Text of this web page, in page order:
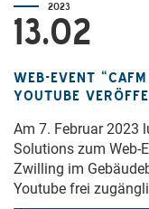
2023
13.02
WEB-EVENT
YOUTUBE
Am 7. Februar 2023
Solutions zum Web-
Zwilling im
Youtube frei